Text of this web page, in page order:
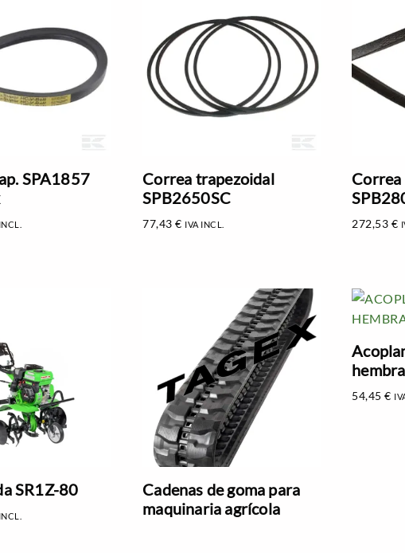
SPA1857
Correa trapezoidal
SPB2650SC
77,43€ IVA INCL. 272,53 €
SR1Z-80
Cadenas de goma para
maquinaria agrícola
54,45€